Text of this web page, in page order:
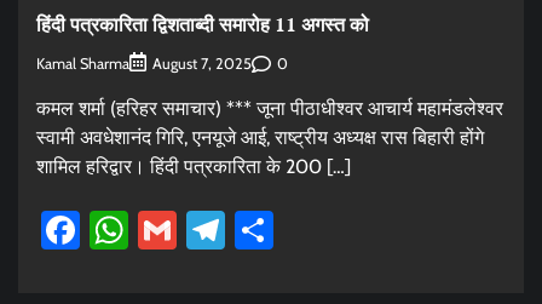
हिंदी पत्रकारिता द्विशताब्दी समारोह 11 अगस्त को
Kamal Sharma August 7, 2025 0
कमल शर्मा (हरिहर समाचार) *** जूना पीठाधीश्वर आचार्य महामंडलेश्वर
स्वामी अवधेशानंद गिरि, एनयूजे आई, राष्ट्रीय अध्यक्ष रास बिहारी होंगे
शामिल हरिद्वार। हिंदी पत्रकारिता के 200 […]
Facebook
WhatsApp
GmailTelegram